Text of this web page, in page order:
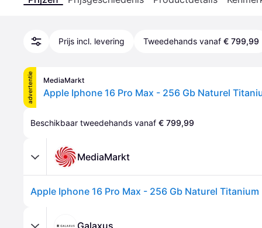
Prijs incl. levering Tweedehands vanaf € 799,99
advertentie MediaMarkt
Apple Iphone 16 Pro Max - 256 Gb Naturel
Beschikbaar tweedehands vanaf € 799,99
MediaMarkt
Apple Iphone 16 Pro Max - 256 Gb Naturel Titanium
Galaxus